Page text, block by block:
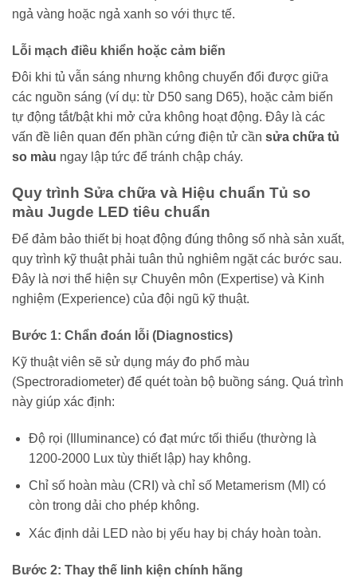
ngả vàng hoặc ngả xanh so với thực tế.
Lỗi mạch điều khiển hoặc cảm biến
Đôi khi tủ vẫn sáng nhưng không chuyển đổi được giữa
các nguồn sáng (ví dụ: từ D50 sang D65), hoặc cảm biến
tự động tắt/bật khi mở cửa không hoạt động. Đây là các
vấn đề liên quan đến phần cứng điện tử cần sửa chữa tủ
so màu ngay lập tức để tránh chập cháy.
Quy trình Sửa chữa và Hiệu chuẩn Tủ so
màu Jugde LED tiêu chuẩn
Để đảm bảo thiết bị hoạt động đúng thông số nhà sản xuất,
quy trình kỹ thuật phải tuân thủ nghiêm ngặt các bước sau.
Đây là nơi thể hiện sự Chuyên môn (Expertise) và Kinh
nghiệm (Experience) của đội ngũ kỹ thuật.
Bước 1: Chẩn đoán lỗi (Diagnostics)
Kỹ thuật viên sẽ sử dụng máy đo phổ màu
(Spectroradiometer) để quét toàn bộ buồng sáng. Quá trình
này giúp xác định:
Độ rọi (Illuminance) có đạt mức tối thiểu (thường là
1200-2000 Lux tùy thiết lập) hay không.
Chỉ số hoàn màu (CRI) và chỉ số Metamerism (MI) có
còn trong dải cho phép không.
Xác định dải LED nào bị yếu hay bị cháy hoàn toàn.
Bước 2: Thay thế linh kiện chính hãng